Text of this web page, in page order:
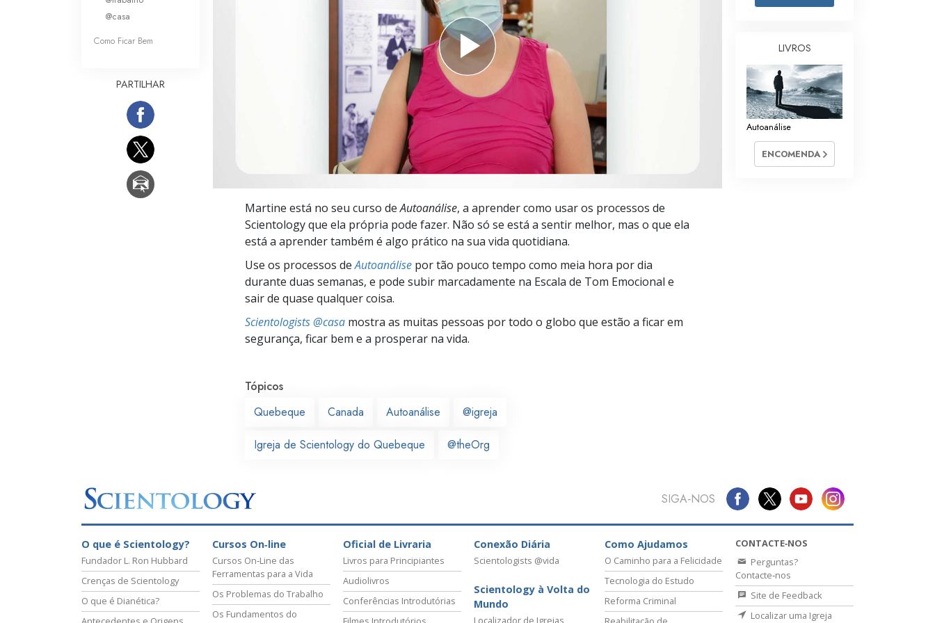
Ferramentas para o Local do Trabalho
Ética e as Condições
A Causa da Supressão
Martine está no seu curso deAutoanálise, a aprender como usar os processos de
Scientology que ela própria pode fazer. Não só se está a sentir melhor, mas o que ela
está a aprender também é algo prático na sua vida quotidiana.
Use os processos deAutoanálise por tão pouco tempo como meia hora por dia
durante duas semanas, e pode subir marcadamente na Escala de Tom Emocional e
sair de quase qualquer coisa.
Scientologists @casa mostra as muitas pessoas por todo o globo que estão a ficar em
segurança, ficar bem e a prosperar na vida.
Tópicos
Quebeque
Canada Autoanálise @igreja
Igreja de Scientology do Quebeque @theOrg
@casa
Como Ficar Bem
PARTILHAR
LIVROS
Autoanálise
ENCOMENDA
SIGA‑NOS
O que é Scientology?
Fundador L. Ron Hubbard
Crenças de Scientology
O que é Dianética?
Cursos On‑line
Cursos On‑Line das
Ferramentas para a Vida
Os Problemas do Trabalho
Os Fundamentos do
Oficial de Livraria
Livros para Principiantes
Audiolivros
Conferências Introdutórias
Conexão Diária
Scientologists @vida
Scientology à Volta do
Mundo
Localizador de Igrejas
Como Ajudamos
O Caminho para a Felicidade
Tecnologia do Estudo
Reforma Criminal
CONTACTE‑NOS
Perguntas?
Contacte‑nos
Site de Feedback
Localizar uma Igreja